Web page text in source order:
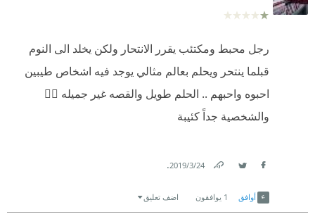
رجل محبط ومكتئب يقرر الانتحار ولكن يخلد الى النوم
قبلما ينتحر ويحلم بعالم مثالي يوجد فيه اشخاص طيبين
احبوه واحبهم .. الحلم طويل والقصه غير جميله 👎🏿
والشخصية جداً كئيبة
24‏/3‏/2019
.
أوافق 1 يوافقون اضف تعليق